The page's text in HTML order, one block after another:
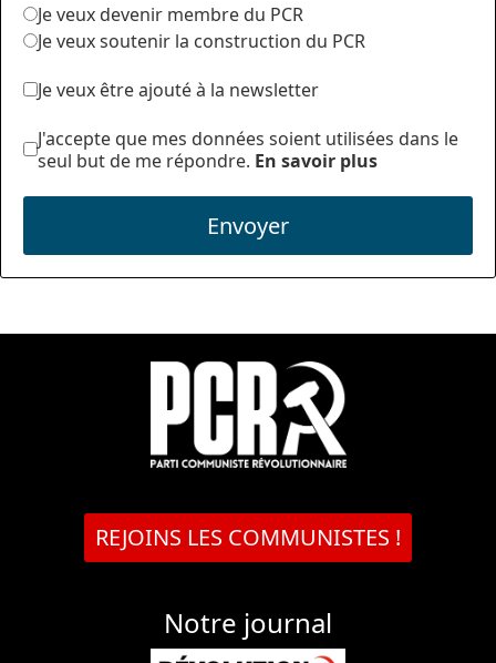
Je veux devenir membre du PCR
Je veux soutenir la construction du PCR
Je veux être ajouté à la newsletter
J'accepte que mes données soient utilisées dans le
seul but de me répondre. En savoir plus
Envoyer
REJOINS LES COMMUNISTES !
Notre journal